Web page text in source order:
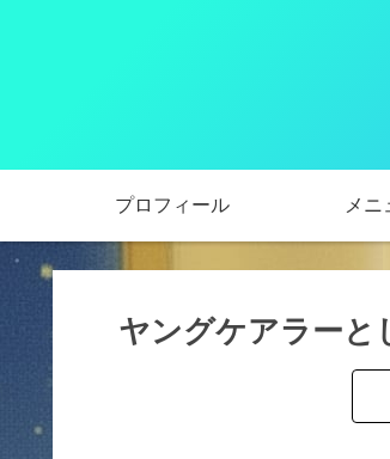
プロフィール メニ
ヤングケアラー